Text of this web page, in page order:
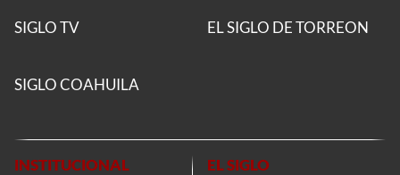
SIGLO TV EL SIGLO DE TORREON
SIGLO COAHUILA
INSTITUCIONAL
EL SIGLO